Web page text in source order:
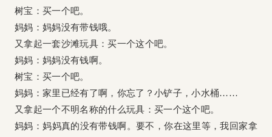
树宝：买一个吧。
妈妈：妈妈没有带钱哦。
又拿起一套沙滩玩具：买一个这个吧。
妈妈：妈妈没有钱啊。
树宝：买一个吧。
妈妈：家里已经有了啊，你忘了？小铲子，小水桶……
又拿起一个不明名称的什么玩具：买一个这个吧。
妈妈：妈妈真的没有带钱啊。要不，你在这里等，我回家拿